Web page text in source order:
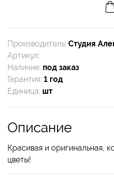
Производитель: Студия
Артикул:
Наличие: под заказ
Гарантия: 1 год
Единица: шт
Описание
Красивая и оригинальная,
цветы!